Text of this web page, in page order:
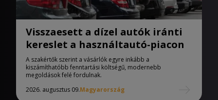
Visszaesett a dízel autók iránti
kereslet a használtautó-piacon
A szakértők szerint a vásárlók egyre inkább a
kiszámíthatóbb fenntartási költségű, modernebb
megoldások felé fordulnak.
2026. augusztus 09.Magyarország